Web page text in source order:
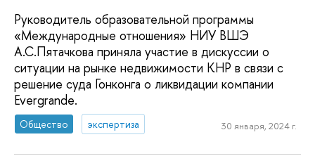
Руководитель образовательной программы
«Международные отношения» НИУ ВШЭ
А.С.Пятачкова приняла участие в дискуссии о
ситуации на рынке недвижимости КНР в связи с
решение суда Гонконга о ликвидации компании
Evergrande.
Общество экспертиза 30 января, 2024 г.